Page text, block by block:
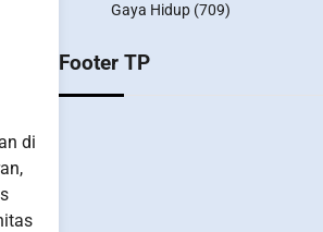
di
Gaya Hidup(709)
Footer TP